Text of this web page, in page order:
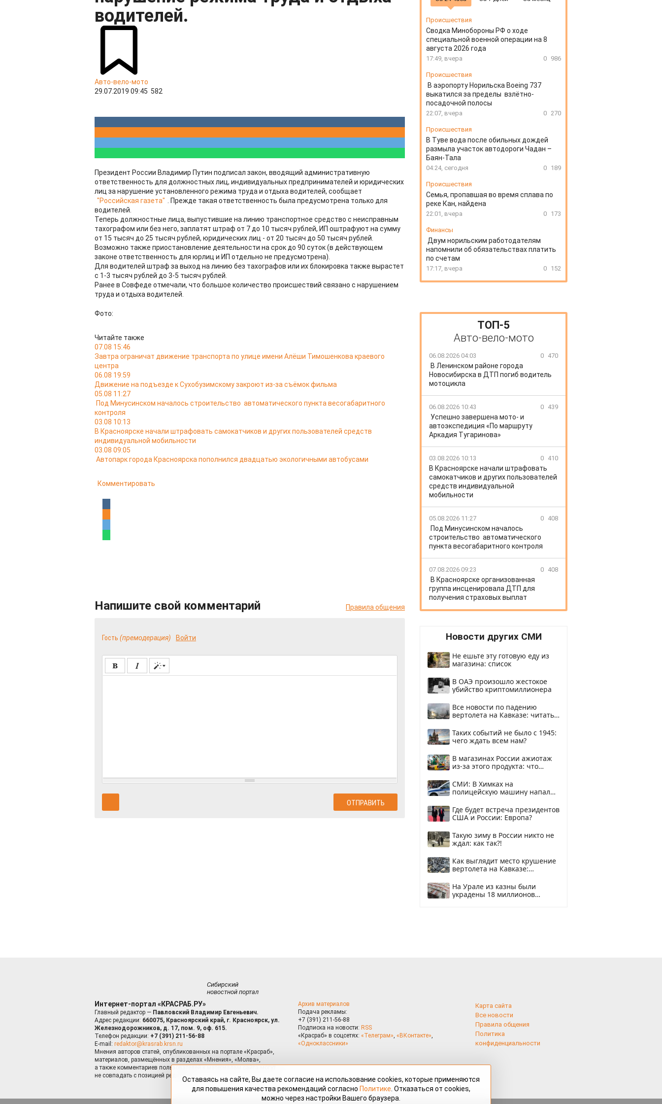
водителей.
Авто-вело-мото
29.07.2019 09:45 582
Президент России Владимир Путин подписал закон, вводящий административную
ответственность для должностных лиц, индивидуальных предпринимателей и юридических
лиц за нарушение установленного режима труда и отдыха водителей, сообщает
"Российская газета"
. Прежде такая ответственность была предусмотрена только для
водителей.
Теперь должностные лица, выпустившие на линию транспортное средство с неисправным
тахографом или без него, заплатят штраф от 7 до 10 тысяч рублей, ИП оштрафуют на сумму
от 15 тысяч до 25 тысяч рублей, юридических лиц - от 20 тысяч до 50 тысяч рублей.
Возможно также приостановление деятельности на срок до 90 суток (в действующем
законе ответственность для юрлиц и ИП отдельно не предусмотрена).
Для водителей штраф за выход на линию без тахографов или их блокировка также вырастет
с 1-3 тысяч рублей до 3-5 тысяч рублей.
Ранее в Совфеде отмечали, что большое количество происшествий связано с нарушением
труда и отдыха водителей.
Фото:
Читайте также
07.08 15:46
Завтра ограничат движение транспорта по улице имени Алёши Тимошенкова краевого
центра
06.08 19:59
Движение на подъезде к Сухобузимскому закроют из-за съёмок фильма
05.08 11:27
Под Минусинском началось строительство автоматического пункта весогабаритного
контроля
03.08 10:13
В Красноярске начали штрафовать самокатчиков и других пользователей средств
индивидуальной мобильности
03.08 09:05
Автопарк города Красноярска пополнился двадцатью экологичными автобусами
Комментировать
Напишите свой комментарий Правила общения
Гость (премодерация) Войти
Происшествия
Сводка Минобороны РФ о ходе
специальной военной операции на 8
августа 2026 года
17:49, вчера 0 986
Происшествия
В аэропорту Норильска Boeing 737
выкатился за пределы взлётно-
посадочной полосы
22:07, вчера 0 270
Происшествия
В Туве вода после обильных дождей
размыла участок автодороги Чадан –
Баян-Тала
04:24, сегодня 0 189
Происшествия
Семья, пропавшая во время сплава по
реке Кан, найдена
22:01, вчера 0 173
Финансы
Двум норильским работодателям
напомнили об обязательствах платить
по счетам
17:17, вчера 0 152
ТОП-5
Авто-вело-мото
06.08.2026 04:03 0 470
В Ленинском районе города
Новосибирска в ДТП погиб водитель
мотоцикла
06.08.2026 10:43 0 439
Успешно завершена мото- и
автоэкспедиция «По маршруту
Аркадия Тугаринова»
03.08.2026 10:13 0 410
В Красноярске начали штрафовать
самокатчиков и других пользователей
средств индивидуальной
мобильности
05.08.2026 11:27 0 408
Под Минусинском началось
строительство автоматического
пункта весогабаритного контроля
07.08.2026 09:23 0 408
В Красноярске организованная
группа инсценировала ДТП для
получения страховых выплат
Новости других СМИ
Не ешьте эту готовую еду из
магазина: список
В ОАЭ произошло жестокое
убийство криптомиллионера
Все новости по падению
вертолета на Кавказе: читать
Таких событий не было с 1945:
чего ждать всем нам?
В магазинах России ажиотаж
из-за этого продукта: что
СМИ: В Химках на
полицейскую машину напали
Где будет встреча президентов
США и России: Европа?
Такую зиму в России никто не
ждал: как так?!
Как выглядит место крушение
вертолета на Кавказе:
На Урале из казны были
украдены 18 миллионов
Сибирский
новостной портал
Интернет-портал «КРАСРАБ.РУ»
Главный редактор — Павловский Владимир Евгеньевич.
Адрес редакции: 660075, Красноярский край, г. Красноярск, ул.
Железнодорожников, д. 17, пом. 9, оф. 615.
Телефон редакции: +7 (391) 211-56-88
E-mail: redaktor@krasrab.krsn.ru
Мнения авторов статей, опубликованных на портале «Красраб»,
материалов, размещённых в разделах «Мнения», «Молва»,
а также комментариев пользователей к материалам сайта могут
не совпадать с позицией редакции.
Архив материалов
Подача рекламы:
+7 (391) 211-56-88
Подписка на новости: RSS
«Красраб» в соцсетях: «Телеграм», «ВКонтакте»,
«Одноклассники»
Карта сайта
Все новости
Правила общения
Политика
конфиденциальности
Оставаясь на сайте, Вы даете согласие на использование cookies, которые применяются
для повышения качества рекомендаций согласно Политике . Отказаться от cookies,
можно через настройки Вашего браузера.